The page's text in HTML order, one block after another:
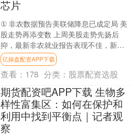
芯片
① 非农数据预告美联储降息已成定局 美
股走势再添变数 上周美股走势先扬后
抑，最新非农就业报告表现不佳，新增
就业岗位仅2.2万个，失业率升至近四年
最高点。这进一步....
亿操盘配资APP下载
查看： 178 分类： 股票配资选股
期货配资吧APP下载 生物多
样性富集区：如何在保护和
利用中找到平衡点｜记者观
察